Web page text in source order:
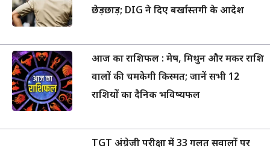
छेड़छाड़; DIG ने दिए बर्खास्तगी के आदेश
आज का राशिफल : मेष, मिथुन और मकर राशि
वालों की चमकेगी किस्मत; जानें सभी 12
राशियों का दैनिक भविष्यफल
TGT अंग्रेजी परीक्षा में 33 गलत सवालों पर